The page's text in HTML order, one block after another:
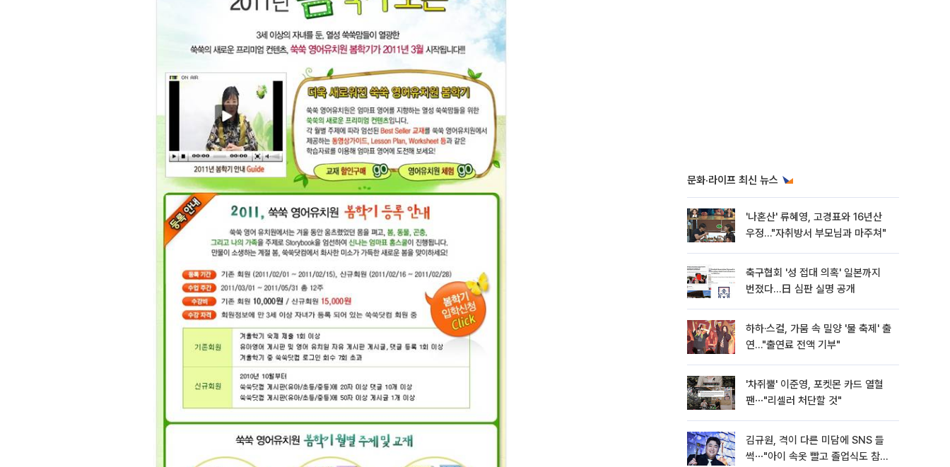
문화·라이프 최신 뉴스
'나혼산' 류혜영, 고경표와 16년산
우정…"자취방서 부모님과 마주쳐"
축구협회 '성 접대 의혹' 일본까지
번졌다…日 심판 실명 공개
하하·스컬, 가뭄 속 밀양 '물 축제' 출
연…"출연료 전액 기부"
'차쥐뿔' 이준영, 포켓몬 카드 열혈
팬⋯"리셀러 처단할 것"
김규원, 격이 다른 미담에 SNS 들
썩⋯"아이 속옷 빨고 졸업식도 참